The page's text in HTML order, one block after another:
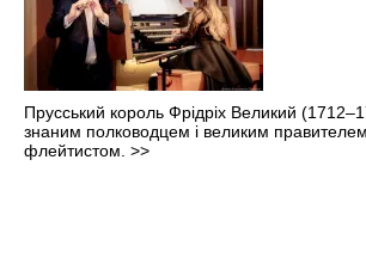
Прусський король Фрідріх Великий
знаним полководцем і великим
флейтистом. >>